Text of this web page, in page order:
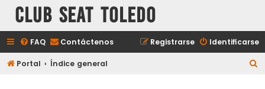
Club Seat Toledo
FAQ Contáctenos Identificarse
Registrarse
Portal Índice general